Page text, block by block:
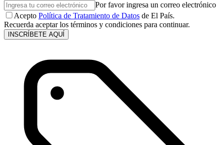
Por favor ingresa un correo electrónico
Acepto Política de Tratamiento de Datos de El País.
Recuerda aceptar los términos y condiciones para continuar.
INSCRÍBETE AQUÍ